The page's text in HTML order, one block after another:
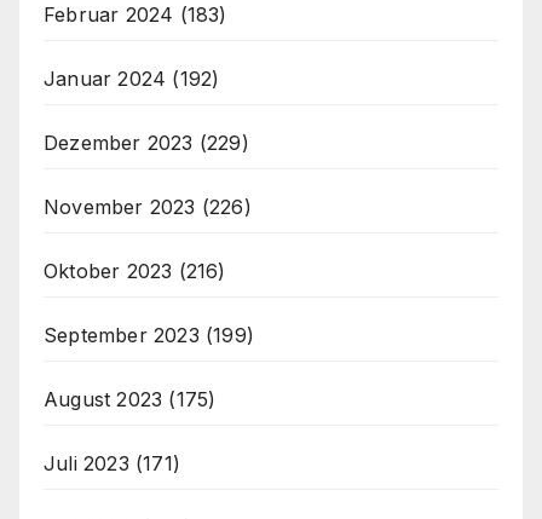
Februar 2024 (183)
Januar 2024 (192)
Dezember 2023 (229)
November 2023 (226)
Oktober 2023 (216)
September 2023 (199)
August 2023 (175)
Juli 2023 (171)